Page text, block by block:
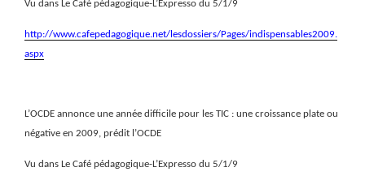
Vu dans Le Café pédagogique-L’Expresso du 5/1/9
http://www.cafepedagogique.net/lesdossiers/Pages/indispensables2009.
aspx
L’OCDE annonce une année difficile pour les TIC : une croissance plate ou
négative en 2009, prédit l’OCDE
Vu dans Le Café pédagogique-L’Expresso du 5/1/9